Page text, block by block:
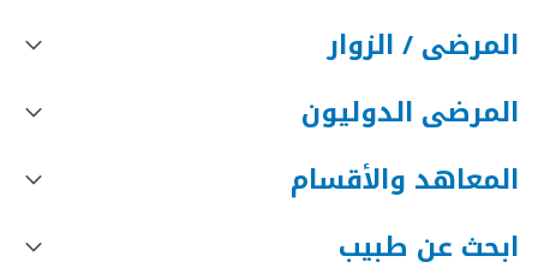
المرضى / الزوار
المرضى الدوليون
المعاهد والأقسام
ابحث عن طبيب